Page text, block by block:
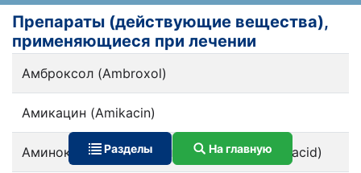
Препараты (действующие вещества),
применяющиеся при лечении
Амброксол (Ambroxol)
Амикацин (Amikacin)
Аминокапроновая кислота (Aminocaproic acid)
Разделы На главную